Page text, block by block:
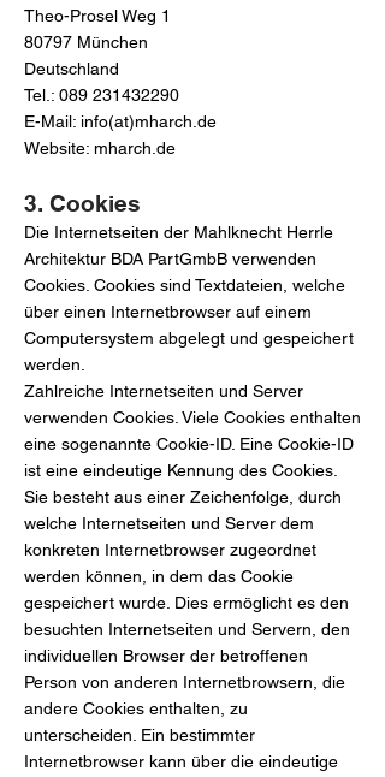
Theo-Prosel Weg 1
80797 München
Deutschland
Tel.: 089 231432290
E-Mail: info(at)mharch.de
Website: mharch.de
3. Cookies
Die Internetseiten der Mahlknecht Herrle
Architektur BDA PartGmbB verwenden
Cookies. Cookies sind Textdateien, welche
über einen Internetbrowser auf einem
Computersystem abgelegt und gespeichert
werden.
Zahlreiche Internetseiten und Server
verwenden Cookies. Viele Cookies enthalten
eine sogenannte Cookie-ID. Eine Cookie-ID
ist eine eindeutige Kennung des Cookies.
Sie besteht aus einer Zeichenfolge, durch
welche Internetseiten und Server dem
konkreten Internetbrowser zugeordnet
werden können, in dem das Cookie
gespeichert wurde. Dies ermöglicht es den
besuchten Internetseiten und Servern, den
individuellen Browser der betroffenen
Person von anderen Internetbrowsern, die
andere Cookies enthalten, zu
unterscheiden. Ein bestimmter
Internetbrowser kann über die eindeutige